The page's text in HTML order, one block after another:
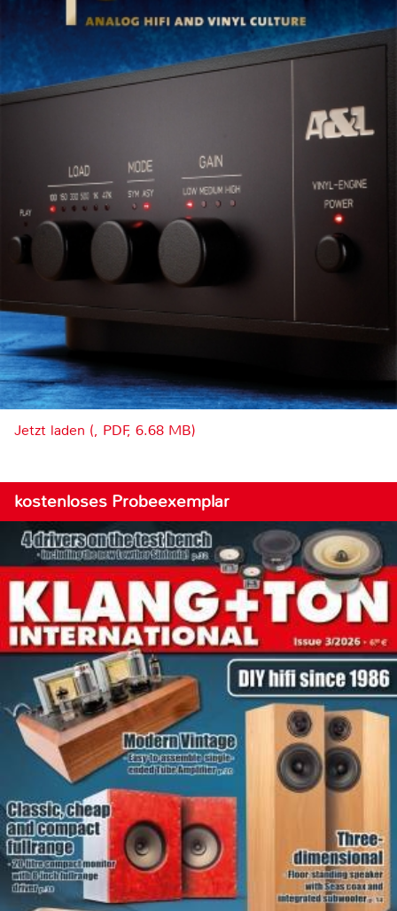
Jetzt laden (, PDF, 6.68 MB)
kostenloses Probeexemplar